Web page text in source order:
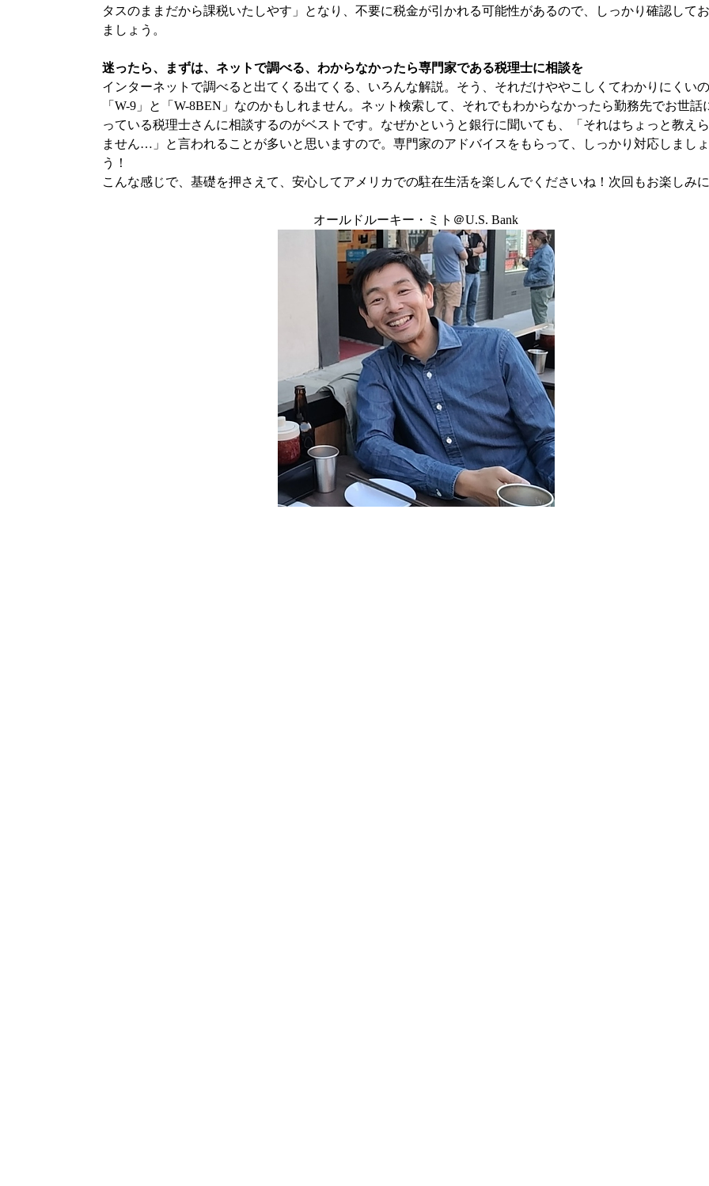
タスのままだから課税いたしやす」となり、不要に税金が引かれる可能性があるので、しっかり確認して
ましょう。
迷ったら、まずは、ネットで調べる、わからなかったら専門家である税理士に相談を
インターネットで調べると出てくる出てくる、いろんな解説。そう、それだけややこしくてわかりにくい
「W-9」と「W-8BEN」なのかもしれません。ネット検索して、それでもわからなかったら勤務先でお世話
っている税理士さんに相談するのがベストです。なぜかというと銀行に聞いても、「それはちょっと教え
ません…」と言われることが多いと思いますので。専門家のアドバイスをもらって、しっかり対応しましょ
う！
こんな感じで、基礎を押さえて、安心してアメリカでの駐在生活を楽しんでくださいね！次回もお楽しみに
オールドルーキー・ミト＠U.S. Bank